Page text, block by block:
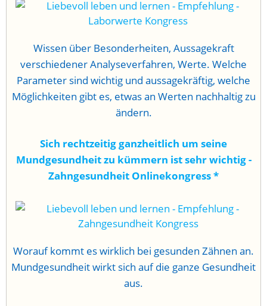
Wissen über Besonderheiten, Aussagekraft
verschiedener Analyseverfahren, Werte. Welche
Parameter sind wichtig und aussagekräftig, welche
Möglichkeiten gibt es, etwas an Werten nachhaltig zu
ändern.
Sich rechtzeitig ganzheitlich um seine
Mundgesundheit zu kümmern ist sehr wichtig -
Zahngesundheit Onlinekongress*
Worauf kommt es wirklich bei gesunden Zähnen an.
Mundgesundheit wirkt sich auf die ganze Gesundheit
aus.